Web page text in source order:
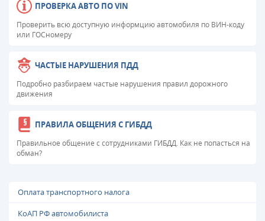
ПРОВЕРКА АВТО ПО VIN
Проверить всю доступную информцию автомобиля по ВИН-коду
или ГОСномеру
ЧАСТЫЕ НАРУШЕНИЯ ПДД
Подробно разбираем частые нарушения правил дорожного
движения
ПРАВИЛА ОБЩЕНИЯ С ГИБДД
Правильное общение с сотрудниками ГИБДД. Как не попасться на
обман?
Оплата транспортного налога
КоАП РФ автомобилиста